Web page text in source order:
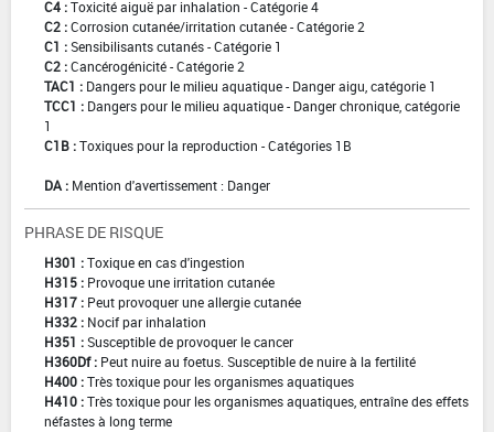
C4 :Toxicité aiguë par inhalation - Catégorie 4
C2 :Corrosion cutanée/irritation cutanée - Catégorie 2
C1 :Sensibilisants cutanés - Catégorie 1
C2 :Cancérogénicité - Catégorie 2
TAC1 : Dangers pour le milieu aquatique - Danger aigu, catégorie 1
TCC1 : Dangers pour le milieu aquatique - Danger chronique, catégorie
1
C1B :Toxiques pour la reproduction - Catégories 1B
DA : Mention d'avertissement : Danger
PHRASE DE RISQUE
H301 :Toxique en cas d'ingestion
H315 : Provoque une irritation cutanée
H317 : Peut provoquer une allergie cutanée
H332 : Nocif par inhalation
H351 :Susceptible de provoquer le cancer
H360Df : Peut nuire au foetus. Susceptible de nuire à la fertilité
H400 :Très toxique pour les organismes aquatiques
H410 :Très toxique pour les organismes aquatiques, entraîne des effets
néfastes à long terme